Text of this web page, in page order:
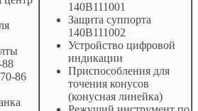
86
140B111001
Защита суппорта
140B111002
Устройство цифровой
индикации
Приспособления для
точения конусов
(конусная линейка)